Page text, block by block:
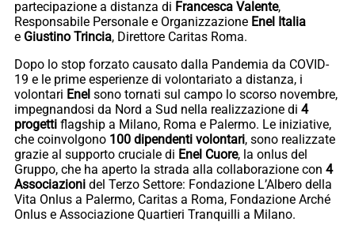
partecipazione a distanza di Francesca Valente,
Responsabile Personale e Organizzazione Enel Italia
e Giustino Trincia, Direttore Caritas Roma.
Dopo lo stop forzato causato dalla Pandemia da COVID-
19 e le prime esperienze di volontariato a distanza, i
volontari Enel sono tornati sul campo lo scorso novembre,
impegnandosi da Nord a Sud nella realizzazione di 4
progetti flagship a Milano, Roma e Palermo. Le iniziative,
che coinvolgono 100 dipendenti volontari, sono realizzate
grazie al supporto cruciale di Enel Cuore, la onlus del
Gruppo, che ha aperto la strada alla collaborazione con 4
Associazioni del Terzo Settore: Fondazione L’Albero della
Vita Onlus a Palermo, Caritas a Roma, Fondazione Arché
Onlus e Associazione Quartieri Tranquilli a Milano.